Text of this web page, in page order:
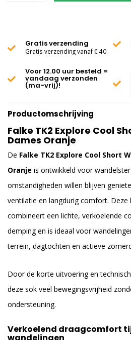
Gratis verzending
Gratis verzending vanaf € 40
Voor 12.00 uur besteld =
vandaag verzonden
(ma-vrij)!
Productomschrijving
Falke TK2 Explore Cool
Dames Oranje
De Falke TK2 Explore Cool Short
Oranje is ontwikkeld voor
omstandigheden willen blijven
ventilatie en langdurig comfort. Deze
combineert een lichte, verkoelende
demping en is ideaal voor
terrein, dagtochten en actieve
Door de korte uitvoering en
deze sok veel bewegingsvrijheid
ondersteuning.
Verkoelend draagcomfort